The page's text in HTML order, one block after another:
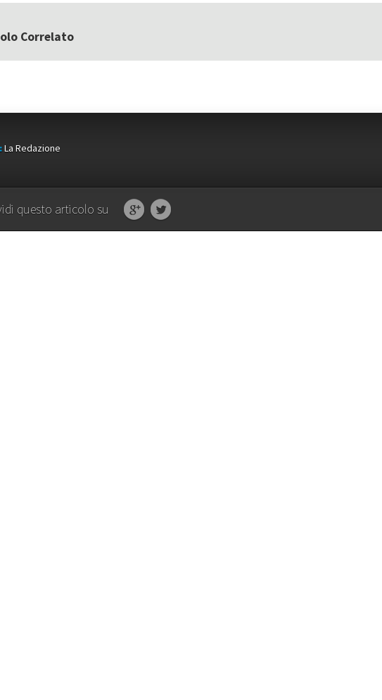
Correlato
La Redazione
questo articolo su